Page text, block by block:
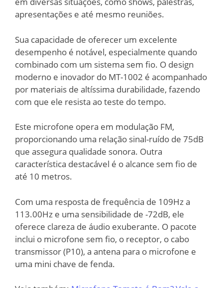
apresentações e até mesmo reuniões.
Sua capacidade de oferecer um excelente
desempenho é notável, especialmente quando
combinado com um sistema sem fio. O design
moderno e inovador do MT-1002 é acompanhado
por materiais de altíssima durabilidade, fazendo
com que ele resista ao teste do tempo.
Este microfone opera em modulação FM,
proporcionando uma relação sinal-ruído de 75dB
que assegura qualidade sonora. Outra
característica destacável é o alcance sem fio de
até 10 metros.
Com uma resposta de frequência de 109Hz a
113.00Hz e uma sensibilidade de -72dB, ele
oferece clareza de áudio exuberante. O pacote
inclui o microfone sem fio, o receptor, o cabo
transmissor (P10), a antena para o microfone e
uma mini chave de fenda.